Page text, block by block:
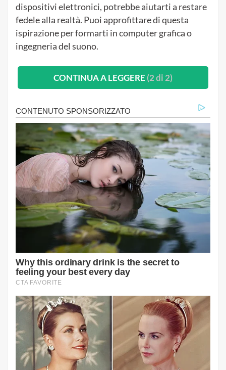
dispositivi elettronici, potrebbe aiutarti a restare
fedele alla realtà. Puoi approfittare di questa
ispirazione per formarti in computer grafica o
ingegneria del suono.
CONTINUA A LEGGERE (2 di 2)